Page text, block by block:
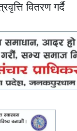
वितरण गर्दै